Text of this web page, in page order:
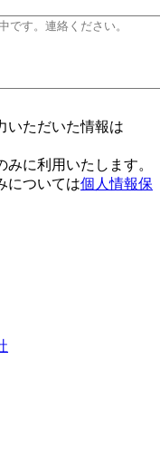
いただいた情報は
に利用いたします。
については個人情報保